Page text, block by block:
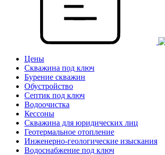
Цены
Скважина под ключ
Бурение скважин
Обустройство
Септик под ключ
Водоочистка
Кессоны
Скважина для юридических лиц
Геотермальное отопление
Инженерно-геологические изыскания
Водоснабжение под ключ